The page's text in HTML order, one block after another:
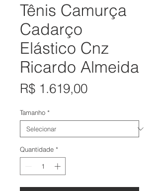
Tênis Camurça
Cadarço
Elástico Cnz
Ricardo Almeida
R$ 1.619,00Preço
Tamanho *
Quantidade *